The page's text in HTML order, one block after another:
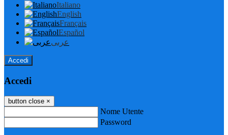
Italiano
English
Français
Español
عربى
Accedi
Accedi
button close ×
Nome Utente
Password